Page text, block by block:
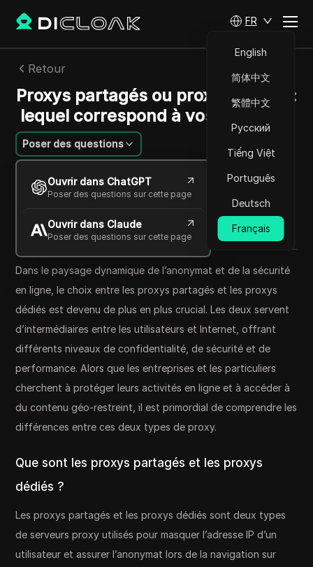
FR
English
简体中文
繁體中文
Русский
Tiếng Việt
Português
Deutsch
Français
Retour
Proxys partagés ou proxys dédiés :
lequel correspond à vos besoins ?
Poser des questions
Ouvrir dans ChatGPT
Poser des questions sur cette page
Ouvrir dans Claude
Poser des questions sur cette page
Sandra Anderson
22 oct. 2025 2 min de lecture
Copy Link
Dans le paysage dynamique de l’anonymat et de la sécurité
en ligne, le choix entre les proxys partagés et les proxys
dédiés est devenu de plus en plus crucial. Les deux servent
d’intermédiaires entre les utilisateurs et Internet, offrant
différents niveaux de confidentialité, de sécurité et de
performance. Alors que les entreprises et les particuliers
cherchent à protéger leurs activités en ligne et à accéder à
du contenu géo-restreint, il est primordial de comprendre les
différences entre ces deux types de proxy.
Que sont les proxys partagés et les proxys
dédiés ?
Les proxys partagés et les proxys dédiés sont deux types
de serveurs proxy utilisés pour masquer l’adresse IP d’un
utilisateur et assurer l’anonymat lors de la navigation sur